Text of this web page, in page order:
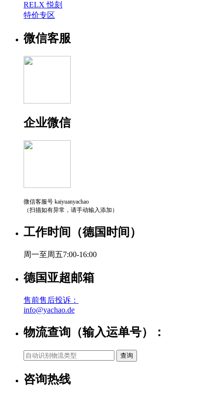
RELX 悦刻
特价专区
微信客服
企业微信
微信客服号 kaiyuanyachao
（扫描如有异常，请手动输入添加）
工作时间（德国时间）
周一至周五7:00-16:00
德国亚超邮箱
售前售后投诉：
info@yachao.de
物流查询（输入运单号）：
咨询热线